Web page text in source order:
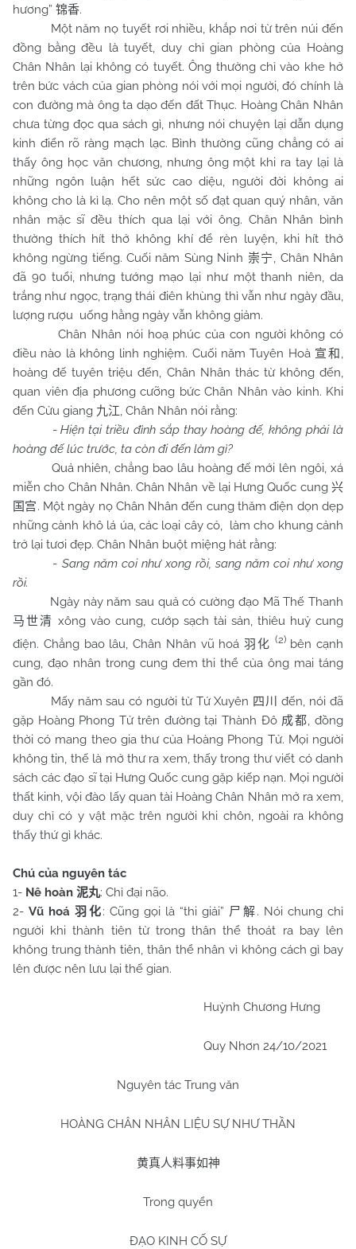
hương” 锦香.
Một năm nọ tuyết rơi nhiều, khắp nơi từ trên núi đến
đồng bằng đều là tuyết, duy chỉ gian phòng của Hoàng
Chân Nhân lại không có tuyết. Ông thường chỉ vào khe hở
trên bức vách của gian phòng nói với mọi người, đó chính là
con đường mà ông ta dạo đến đất Thục. Hoàng Chân Nhân
chưa từng đọc qua sách gì, nhưng nói chuyện lại dẫn dụng
kinh điển rõ ràng mạch lạc. Bình thường cũng chẳng có ai
thấy ông học văn chương, nhưng ông một khi ra tay lại là
những ngôn luận hết sức cao diệu, người đời không ai
không cho là kì lạ. Cho nên một số đạt quan quý nhân, văn
nhân mặc sĩ đều thích qua lại với ông. Chân Nhân bình
thường thích hít thở không khí để rèn luyện, khi hít thở
không ngừng tiếng. Cuối năm Sùng Ninh 崇宁, Chân Nhân
đã 90 tuổi, nhưng tướng mạo lại như một thanh niên, da
trắng như ngọc, trạng thái điên khùng thì vẫn như ngày đầu,
lượng rượu uống hằng ngày vẫn không giảm.
Chân Nhân nói hoạ phúc của con người không có
điều nào là không linh nghiệm. Cuối năm Tuyên Hoà 宣和 ,
hoàng đế tuyên triệu đến, Chân Nhân thác từ không đến,
quan viên địa phương cưỡng bức Chân Nhân vào kinh. Khi
đến Cửu giang 九江, Chân Nhân nói rằng:
-Hiện tại triều đình sắp thay hoàng đế, không phải là
hoàng đế lúc trước, ta còn đi đến làm gì?
Quả nhiên, chẳng bao lâu hoàng đế mới lên ngôi, xá
miễn cho Chân Nhân. Chân Nhân về lại Hưng Quốc cung 兴
国宫. Một ngày nọ Chân Nhân đến cung thăm điện dọn dẹp
những cành khô lá úa, các loại cây cỏ, làm cho khung cảnh
trở lại tươi đẹp. Chân Nhân buột miệng hát rằng:
- Sang năm coi như xong rồi, sang năm coi như xong
rồi.
Ngày này năm sau quả có cường đạo Mã Thế Thanh
马世清 xông vào cung, cướp sạch tài sản, thiêu huỷ cung
điện. Chẳng bao lâu, Chân Nhân vũ hoá羽化 (2) bên cạnh
cung, đạo nhân trong cung đem thi thể của ông mai táng
gần đó.
Mấy năm sau có người từ Tứ Xuyên 四川
đến, nói đã
gặp Hoàng Phong Tử trên đường tại Thành Đô 成都, đồng
thời có mang theo gia thư của Hoàng Phong Tử. Mọi người
không tin, thế là mở thư ra xem, thấy trong thư viết có danh
sách các đạo sĩ tại Hưng Quốc cung gặp kiếp nạn. Mọi người
thất kinh, vội đào lấy quan tài Hoàng Chân Nhân mở ra xem,
duy chỉ có y vật mặc trên người khi chôn, ngoài ra không
thấy thứ gì khác.
Chú của nguyên tác
1- Nê hoàn 泥丸: Chỉ đại não.
2-Vũ hoá羽化: Cũng gọi là “thi giải” 尸解. Nói chung chỉ
người khi thành tiên từ trong thân thể thoát ra bay lên
không trung thành tiên, thân thể nhân vì không cách gì bay
lên được nên lưu lại thế gian.
Huỳnh Chương Hưng
Quy Nhơn 24/10/2021
Nguyên tác Trung văn
HOÀNG CHÂN NHÂN LIỆU SỰ NHƯ THẦN
黄真人料事如神
Trong quyển
ĐẠO KINH CỐ SỰ